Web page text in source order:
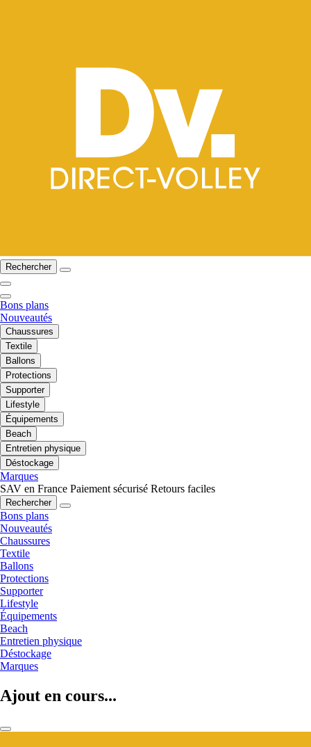
Rechercher
Bons plans
Nouveautés
Chaussures
Textile
Ballons
Protections
Supporter
Lifestyle
Équipements
Beach
Entretien physique
Déstockage
Marques
SAV en France Paiement sécurisé Retours faciles
Rechercher
Bons plans
Nouveautés
Chaussures
Textile
Ballons
Protections
Supporter
Lifestyle
Équipements
Beach
Entretien physique
Déstockage
Marques
Ajout en cours...